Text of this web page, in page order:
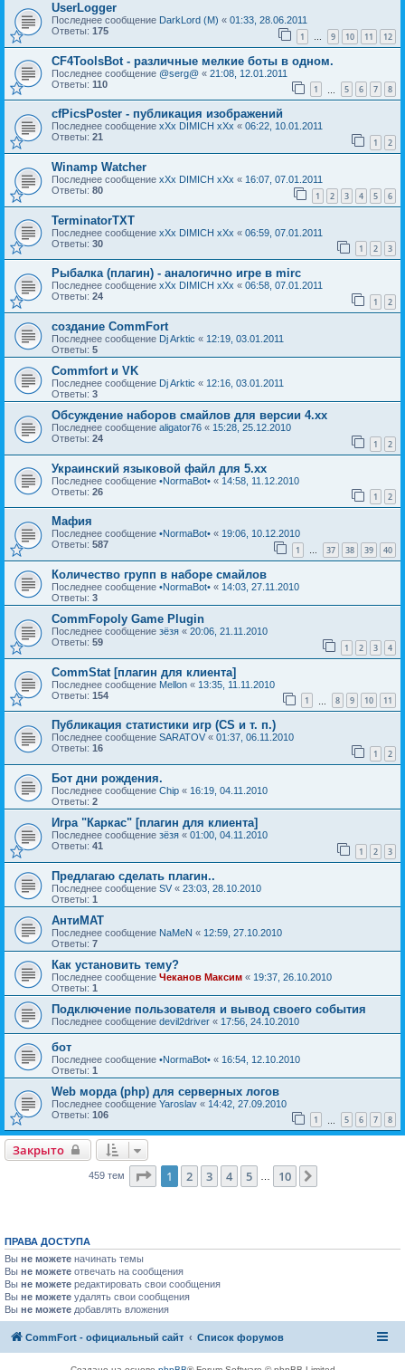
UserLogger
Последнее сообщение DarkLord (M) « 01:33, 28.06.2011
Ответы: 175 1 … 9 10 11 12
CF4ToolsBot - различные мелкие боты в одном.
Последнее сообщение @serg@ « 21:08, 12.01.2011
Ответы: 110 1 5 6 7 8
cfPicsPoster - публикация изображений
Последнее сообщение xXx DIMICH xXx « 06:22, 10.01.2011
Ответы: 21 1 2
Winamp Watcher
Последнее сообщение xXx DIMICH xXx « 16:07, 07.01.2011
Ответы: 80 1 2 3 4 5 6
TerminatorTXT
Последнее сообщение xXx DIMICH xXx « 06:59, 07.01.2011
Ответы: 30 1 2 3
Рыбалка (плагин) - аналогично игре в mirc
Последнее сообщение xXx DIMICH xXx « 06:58, 07.01.2011
Ответы: 24 1 2
создание CommFort
Последнее сообщение Dj Arktic « 12:19, 03.01.2011
Ответы: 5
Commfort и VK
Последнее сообщение Dj Arktic « 12:16, 03.01.2011
Ответы: 3
Обсуждение наборов смайлов для версии 4.хх
Последнее сообщение aligator76 « 15:28, 25.12.2010
Ответы: 24 1 2
Украинский языковой файл для 5.xx
Последнее сообщение •NormaBot• « 14:58, 11.12.2010
Ответы: 26 1 2
Мафия
Последнее сообщение •NormaBot• « 19:06, 10.12.2010
Ответы: 587 1 … 37 38 39 40
Количество групп в наборе смайлов
Последнее сообщение •NormaBot• « 14:03, 27.11.2010
Ответы: 3
CommFopoly Game Plugin
Последнее сообщение зёзя « 20:06, 21.11.2010
Ответы: 59 1 2 3 4
CommStat [плагин для клиента]
Последнее сообщение Mellon « 13:35, 11.11.2010
Ответы: 154 1 8 9 10 11
Публикация статистики игр (CS и т. п.)
Последнее сообщение SARATOV « 01:37, 06.11.2010
Ответы: 16 1 2
Бот дни рождения.
Последнее сообщение Chip « 16:19, 04.11.2010
Ответы: 2
Игра "Каркас" [плагин для клиента]
Последнее сообщение зёзя « 01:00, 04.11.2010
Ответы: 41 1 2 3
Предлагаю сделать плагин..
Последнее сообщение SV « 23:03, 28.10.2010
Ответы: 1
АнтиМАТ
Последнее сообщение NaMeN « 12:59, 27.10.2010
Ответы: 7
Как установить тему?
Последнее сообщение Чеканов Максим « 19:37, 26.10.2010
Ответы: 1
Подключение пользователя и вывод своего события
Последнее сообщение devil2driver « 17:56, 24.10.2010
бот
Последнее сообщение •NormaBot• « 16:54, 12.10.2010
Ответы: 1
Web морда (php) для серверных логов
Последнее сообщение Yaroslav « 14:42, 27.09.2010
Ответы: 106 1 5 6 7 8
Закрыто
459 тем Страница из 10
1 2 3 4 5 10
ПРАВА ДОСТУПА
Вы не можете начинать темы
Вы не можете отвечать на сообщения
Вы не можете редактировать свои сообщения
Вы не можете удалять свои сообщения
Вы не можете добавлять вложения
CommFort - официальный сайт Список форумов